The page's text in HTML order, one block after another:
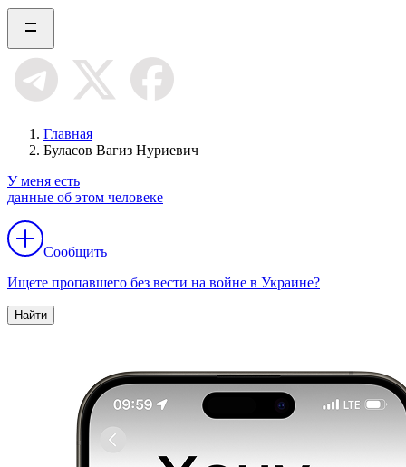
Главная
Буласов Вагиз Нуриевич
У меня есть
данные об этом человеке
Сообщить
Ищете пропавшего без вести на войне в Украине?
Найти